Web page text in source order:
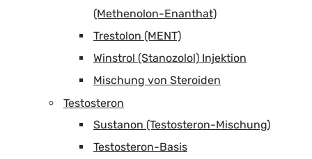
(Methenolon-Enanthat)
Trestolon (MENT)
Winstrol (Stanozolol) Injektion
Mischung von Steroiden
Testosteron
Sustanon (Testosteron-Mischung)
Testosteron-Basis